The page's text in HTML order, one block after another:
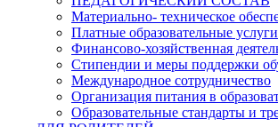
Материально- техническое
Платные образовательные услуги
Финансово-хозяйственная
Стипендии и меры поддержки
Международное сотрудничество
Организация питания в
Образовательные стандарты и